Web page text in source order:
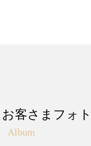
客さまフォト
Album